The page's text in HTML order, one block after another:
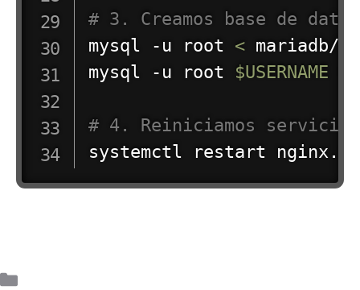
# 3. Creamos base de
mysql -u root < mariadb/
mysql -u root $USERNAME
# 4. Reiniciamos servicio
systemctl restart